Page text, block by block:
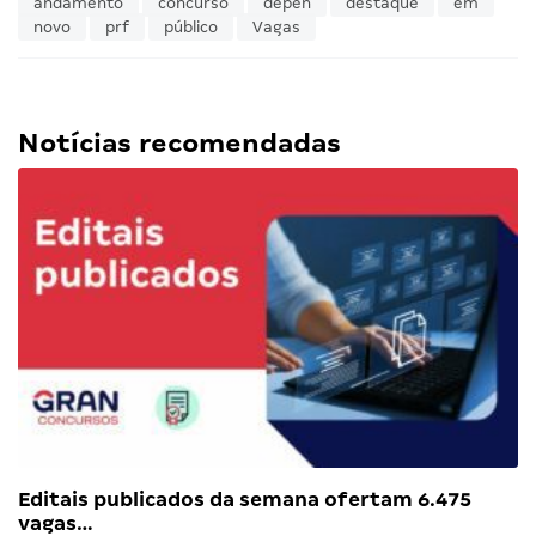
novo
prf público Vagas
Notícias recomendadas
Editais publicados da semana ofertam 6.475
vagas…